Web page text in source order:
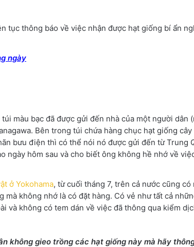
tục thông báo về việc nhận được hạt giống bí ẩn
ngày
màu bạc đã được gửi đến nhà của một người dân
Bên trong túi chứa hàng chục hạt giống
bưu điện thì có thể nói nó được gửi đến từ Trung
ngày hôm sau và cho biết ông không hề nhớ về
ở Yokohama, từ cuối tháng 7, trên cả nước cũng
mà không nhớ là có đặt hàng. Có vẻ như tất cả
và không có tem dán về việc đã thông qua kiểm
không gieo trồng các hạt giống này mà hãy